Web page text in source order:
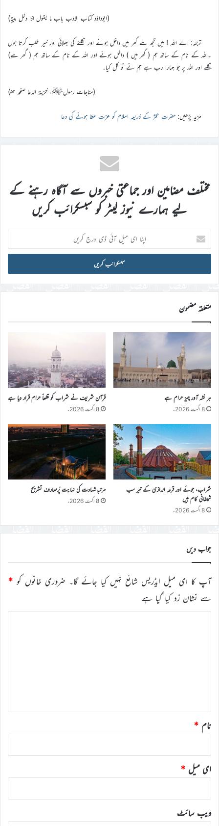
(ابوداؤد کتاب الادب باب ما یقول اذا دخل بیتہٖ)
ترجمہ: اے اللہ ! میں تجھ سے گھر میں داخل ہونے اور نکلنے کی بھلائی اور خیر طلب کرتا ہوں
۔اللہ کے نام کے ساتھ ہم ( گھر میں ) داخل ہوئے اور اللہ کے نام کے ساتھ ہم ( گھر سے)
نکلے اور اللہ پر جو ہمارا رب ہے ہم نے تو کل کیا۔
(مناجات رسولﷺ، خزینۃ الدعا صفحہ ۵۲)
مزید پڑھیں: حضرت عمرؓ کے ذریعہ اسلام کو عزت عطا ہونے کی دعا
مختلف مضامین اور جماعتی خبروں سے آگاہ رہنے کے
لیے ہمارے نیوز لیٹر کو سبسکرائب کریں
اپنا
ای
میل
ڈی
درج
کریں
متعلقہ مضمون
ہر نشہ آور چیز حرام ہے
8 اگست 2026ء
قرآن شریف نے شراب کو قطعاً حرام قرار دیا ہے
8 اگست 2026ء
شراب، جوئے اور قرعہ اندازی کے تیر سب
شیطانی کام ہیں
8 اگست 2026ء
مرتبۂ شہادت کی نہایت پُرمعارف تشریح
8 اگست 2026ء
جواب دیں
آپ کا ای میل ایڈریس شائع نہیں کیا جائے گا۔ ضروری خانوں کو *
سے نشان زد کیا گیا ہے
نام *
ای میل *
ویب‌ سائٹ